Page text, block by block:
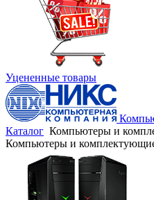
Уцененные товары
Каталог Компьютеры и
Компьютеры и